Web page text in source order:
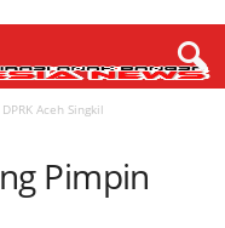
Aceh Singkil
Pimpin